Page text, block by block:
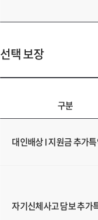
선택 보장
구분
대인배상 I 지원금 추가
자기신체사고 담보 추가